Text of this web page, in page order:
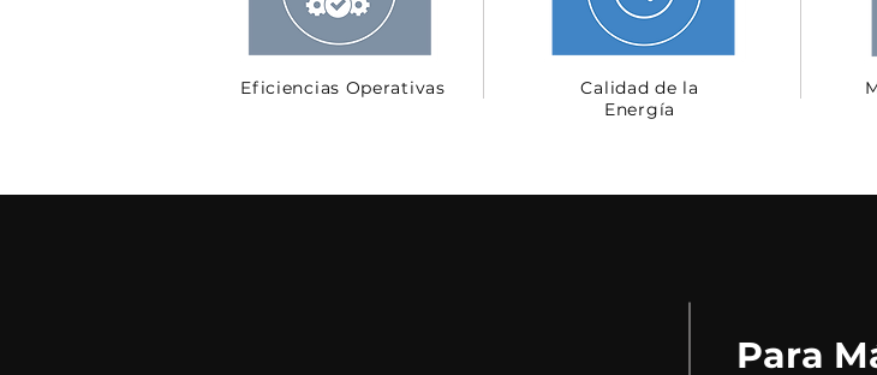
Eficiencias Operativas
Calidad de la
Energía
Para